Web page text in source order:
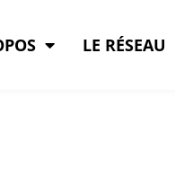
LE RÉSEAU